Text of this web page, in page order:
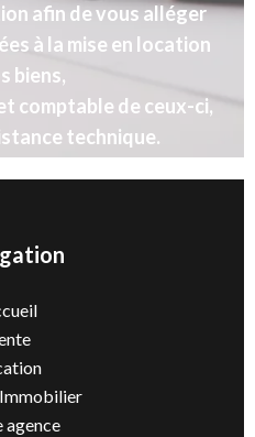
afin de vous alléger
à la mise en location
biens,
comptable de ceux-ci,
technique.
ICI
agence